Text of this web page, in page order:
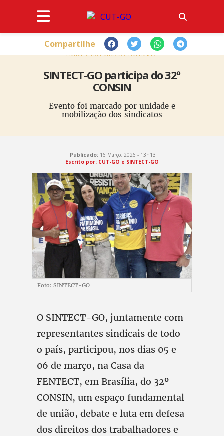
HOME CUT GOIÁS NOTÍCIAS
SINTECT-GO participa do 32º
CONSIN
Evento foi marcado por unidade e
mobilização dos sindicatos
Compartilhe
Publicado:16 Março, 2026 - 13h13
Escrito por: CUT-GO e SINTECT-GO
Foto: SINTECT-GO
O SINTECT-GO, juntamente com
representantes sindicais de todo
o país, participou, nos dias 05 e
06 de março, na Casa da
FENTECT, em Brasília, do 32º
CONSIN, um espaço fundamental
de união, debate e luta em defesa
dos direitos dos trabalhadores e